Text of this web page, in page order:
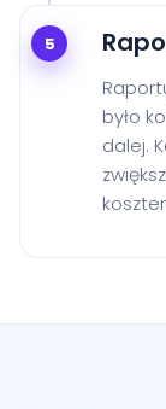
5
było
dalej.